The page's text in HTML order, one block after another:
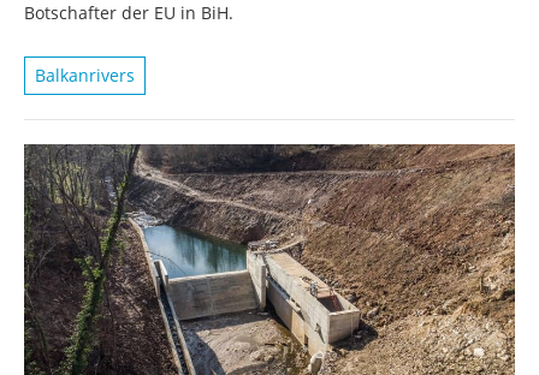
Botschafter der EU in BiH.
Balkanrivers